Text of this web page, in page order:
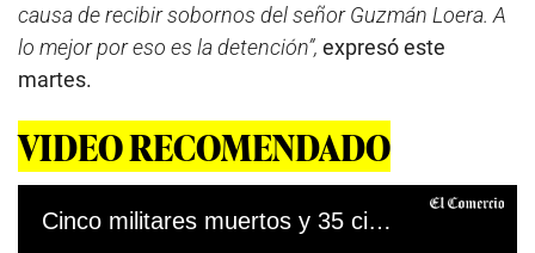
causa de recibir sobornos del señor Guzmán Loera. A
lo mejor por eso es la detención”, expresó este
martes.
VIDEO RECOMENDADO
Cinco militares muertos y 35 civiles secuestrados en ataques yihadistas en Nigeria